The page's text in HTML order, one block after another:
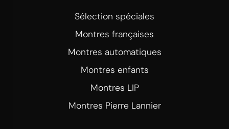
Sélection spéciales
Montres françaises
Montres automatiques
Montres enfants
Montres LIP
Montres Pierre Lannier